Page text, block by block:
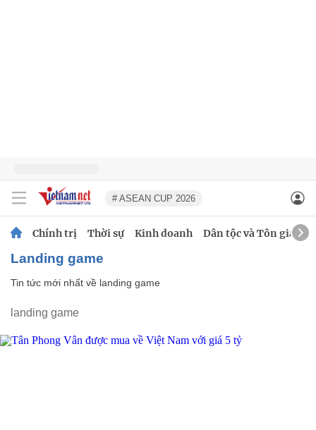
# ASEAN CUP 2026
Chính trị Thời sự Kinh doanh Dân tộc và Tôn giáo
landing game
Tin tức mới nhất về landing game
landing game